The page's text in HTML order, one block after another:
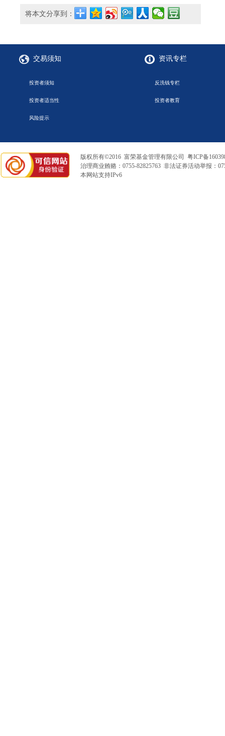
将本文分享到：
交易须知
投资者须知
投资者适当性
风险提示
资讯专栏
反洗钱专栏
投资者教育
版权所有©2016 富荣基金管理有限公司 粤ICP备
治理商业贿赂：0755-82825763 非法证券活动举报：
本网站支持IPv6